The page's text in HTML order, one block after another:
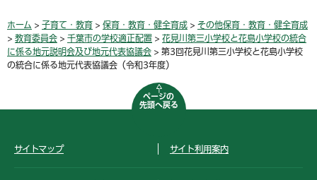
ホーム > 子育て・教育 > 保育・教育・健全育成 > その他保育・教育・健全育成
> 教育委員会 > 千葉市の学校適正配置 > 花見川第三小学校と花島小学校の統合
に係る地元説明会及び地元代表協議会 > 第3回花見川第三小学校と花島小学校
の統合に係る地元代表協議会（令和3年度）
ページの
先頭へ戻る
サイトマップ サイト利用案内